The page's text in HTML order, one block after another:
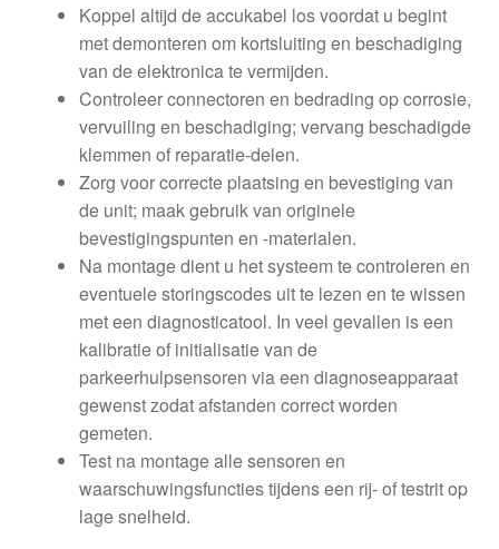
Koppel altijd de accukabel los voordat u begint
met demonteren om kortsluiting en beschadiging
van de elektronica te vermijden.
Controleer connectoren en bedrading op corrosie,
vervuiling en beschadiging; vervang beschadigde
klemmen of reparatie-delen.
Zorg voor correcte plaatsing en bevestiging van
de unit; maak gebruik van originele
bevestigingspunten en -materialen.
Na montage dient u het systeem te controleren en
eventuele storingscodes uit te lezen en te wissen
met een diagnosticatool. In veel gevallen is een
kalibratie of initialisatie van de
parkeerhulpsensoren via een diagnoseapparaat
gewenst zodat afstanden correct worden
gemeten.
Test na montage alle sensoren en
waarschuwingsfuncties tijdens een rij- of testrit op
lage snelheid.